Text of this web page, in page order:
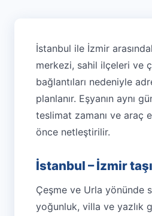
İstanbul ile İzmir
merkezi, sahil ilçeleri ve
bağlantıları nedeniyle
planlanır. Eşyanın aynı
teslimat zamanı ve araç
önce netleştirilir.
İstanbul – İzmir
Çeşme ve Urla yönünde
yoğunluk, villa ve yazlık